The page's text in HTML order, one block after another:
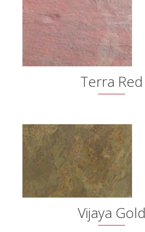
Terra Red
Vijaya Gold